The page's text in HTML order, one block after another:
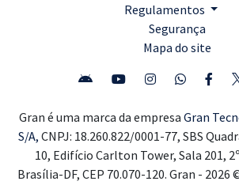
Regulamentos
Segurança
Mapa do site
Gran é uma marca da empresa Gran
S/A, CNPJ: 18.260.822/0001-77, SBS
10, Edifício Carlton Tower, Sala 201,
Brasília-DF, CEP 70.070-120. Gran -